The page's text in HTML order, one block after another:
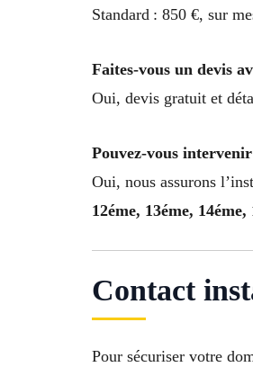
Standard : 850 €, sur
Faites-vous un devis
Oui, devis gratuit et
Pouvez-vous
Oui, nous assurons
12éme, 13éme, 14éme,
Contact
Pour sécuriser votre